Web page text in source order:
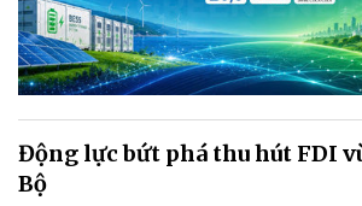
Động lực bứt phá thu hút FDI
Bộ